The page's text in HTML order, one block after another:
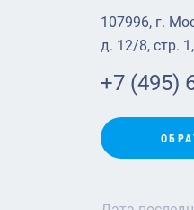
107996, г.
д. 12/8, стр.
+7 (495)